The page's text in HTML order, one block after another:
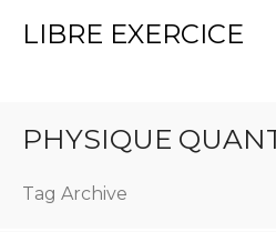
LIBRE EXERCICE
PHYSIQUE
Tag Archive